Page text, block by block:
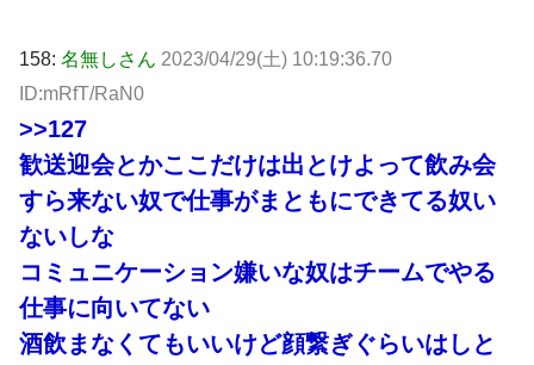
158: 名無しさん 2023/04/29(土) 10:19:36.70
ID:mRfT/RaN0
>>127
歓送迎会とかここだけは出とけよって飲み会
すら来ない奴で仕事がまともにできてる奴い
ないしな
コミュニケーション嫌いな奴はチームでやる
仕事に向いてない
酒飲まなくてもいいけど顔繋ぎぐらいはしと